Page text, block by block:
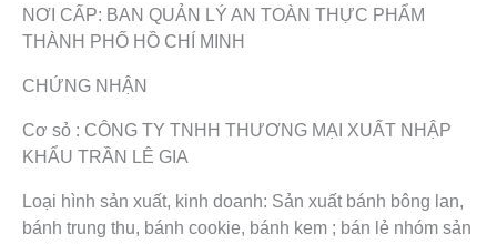
NƠI CẤP: BAN QUẢN LÝ AN TOÀN THỰC PHẨM
THÀNH PHỐ HỒ CHÍ MINH
CHỨNG NHẬN
Cơ sỏ : CÔNG TY TNHH THƯƠNG MẠI XUẤT NHẬP
KHẨU TRẦN LÊ GIA
Loại hình sản xuất, kinh doanh: Sản xuất bánh bông lan,
bánh trung thu, bánh cookie, bánh kem ; bán lẻ nhóm sản